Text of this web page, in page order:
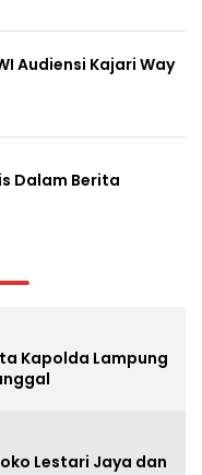
Audiensi Kajari Way
Dalam Berita
Kapolda Lampung
Lestari Jaya dan